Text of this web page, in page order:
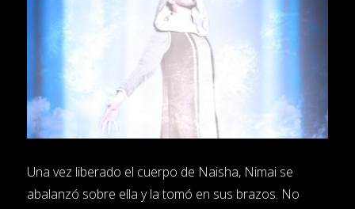
Una vez liberado el cuerpo de Naisha, Nimai se
abalanzó sobre ella y la tomó en sus brazos. No